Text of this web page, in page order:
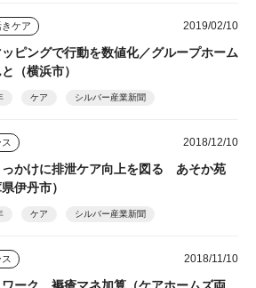
ケア 2019/02/10
ピングで行動を数値化／グループホーム
（横浜市）
ケア シルバー産業新聞
2018/12/10
っかけに排泄ケア向上を図る あそか苑
県伊丹市）
ケア シルバー産業新聞
2018/11/10
ワーク 褥瘡マネ加算（ケアホームズ両